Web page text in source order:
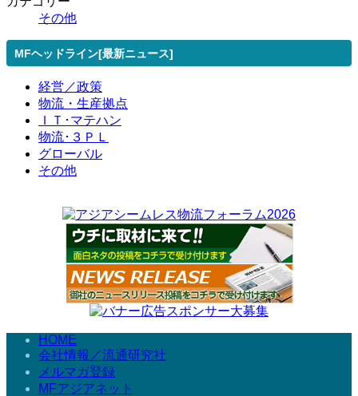
その他
MFヘッドライン[最新ニュース]
経営／政策
物流・生産拠点
ＩＴ･マテハン
物流･３ＰＬ
グローバル
その他
HOME
会社情報／流通研究社
メルマガ登録
MFアジアネット